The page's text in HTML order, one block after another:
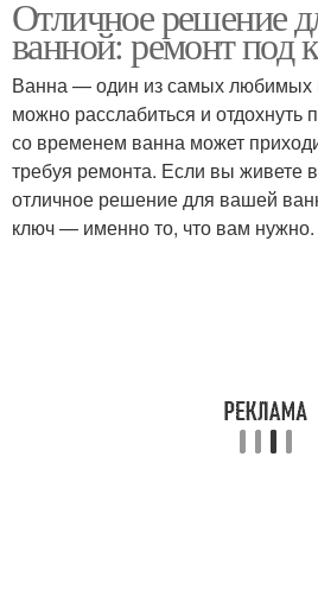
Комнаты под ключ
Санузел под ключ
Работы при ремонте
Отличное решение
ванной: ремонт под
Ванна — один из самых любимых
можно расслабиться и отдохнуть
со временем ванна может
требуя ремонта. Если вы живете
отличное решение для вашей
ключ — именно то, что вам нужно.